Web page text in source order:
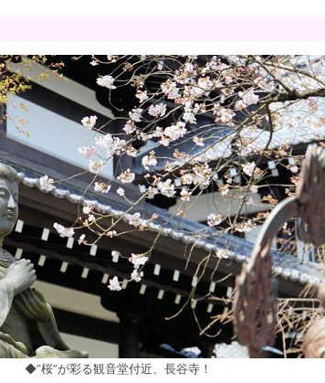
◆”桜”が彩る観音堂付近、長谷寺！